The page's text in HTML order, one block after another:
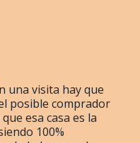
una visita hay que
posible comprador
esa casa es la
100%